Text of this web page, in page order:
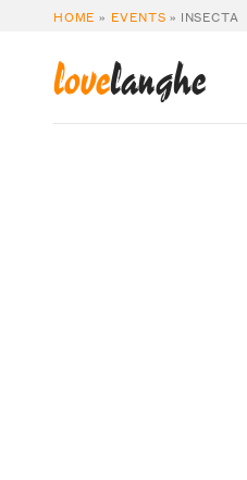
HOME » EVENTS » INSECTA
lovelanghe